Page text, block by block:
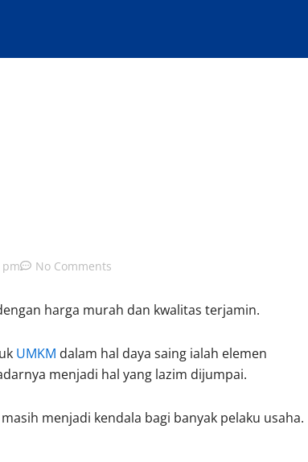
pm No Comments
harga murah dan kwalitas terjamin.
UMKM dalam hal daya saing ialah elemen
menjadi hal yang lazim dijumpai.
menjadi kendala bagi banyak pelaku usaha.